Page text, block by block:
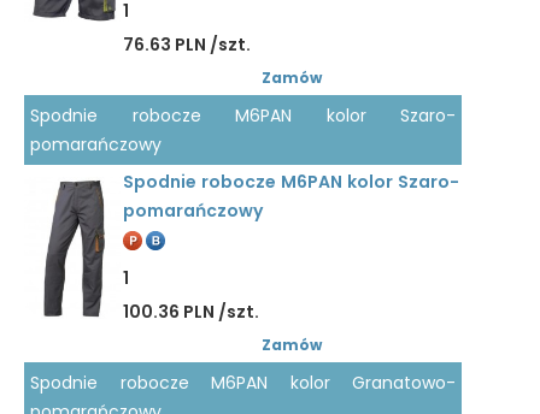
1
76.63 PLN /szt.
Zamów
Spodnie robocze M6PAN kolor Szaro-
pomarańczowy
Spodnie robocze M6PAN kolor Szaro-
pomarańczowy
1
100.36 PLN /szt.
Zamów
Spodnie robocze M6PAN kolor Granatowo-